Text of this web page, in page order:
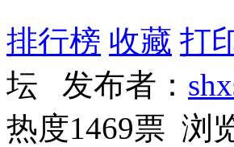
排行榜 收藏 打
坛 发布者：
热度1469票 浏